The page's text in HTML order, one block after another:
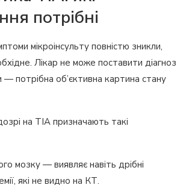
потрібні
мікроінсульту повністю зникли,
Лікар не може поставити діагноз
потрібна об’єктивна картина стану
на ТІА призначають такі
мозку — виявляє навіть дрібні
які не видно на КТ.